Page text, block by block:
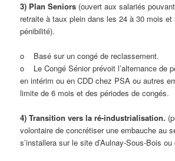
3) Plan Seniors (ouvert aux salariés
retraite à taux plein dans les 24 à 30 mois
pénibilité).
o Basé sur un congé de reclassement.
o Le Congé Sénior prévoit l’alternance de
en intérim ou en CDD chez PSA ou autres
limite de 6 mois et des périodes de congés.
4) Transition vers la ré-industrialisation.
volontaire de concrétiser une embauche au
s’installera sur le site d’Aulnay-Sous-Bois